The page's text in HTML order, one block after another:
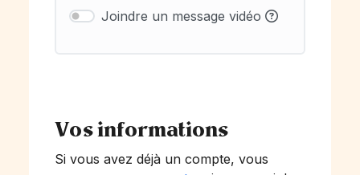
Joindre un message vidéo
Vos informations
Si vous avez déjà un compte, vous